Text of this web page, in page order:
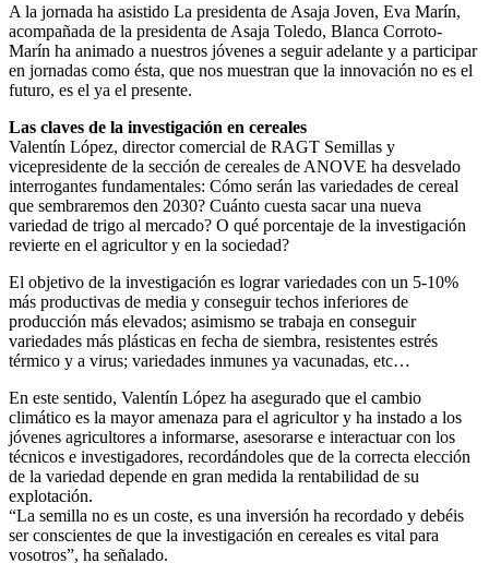
A la jornada ha asistido La presidenta de Asaja Joven, Eva Marín,
acompañada de la presidenta de Asaja Toledo, Blanca Corroto-
Marín ha animado a nuestros jóvenes a seguir adelante y a participar
en jornadas como ésta, que nos muestran que la innovación no es el
futuro, es el ya el presente.
Las claves de la investigación en cereales
Valentín López, director comercial de RAGT Semillas y
vicepresidente de la sección de cereales de ANOVE ha desvelado
interrogantes fundamentales: Cómo serán las variedades de cereal
que sembraremos den 2030? Cuánto cuesta sacar una nueva
variedad de trigo al mercado? O qué porcentaje de la investigación
revierte en el agricultor y en la sociedad?
El objetivo de la investigación es lograr variedades con un 5-10%
más productivas de media y conseguir techos inferiores de
producción más elevados; asimismo se trabaja en conseguir
variedades más plásticas en fecha de siembra, resistentes estrés
térmico y a virus; variedades inmunes ya vacunadas, etc…
En este sentido, Valentín López ha asegurado que el cambio
climático es la mayor amenaza para el agricultor y ha instado a los
jóvenes agricultores a informarse, asesorarse e interactuar con los
técnicos e investigadores, recordándoles que de la correcta elección
de la variedad depende en gran medida la rentabilidad de su
explotación.
“La semilla no es un coste, es una inversión ha recordado y debéis
ser conscientes de que la investigación en cereales es vital para
vosotros”, ha señalado.